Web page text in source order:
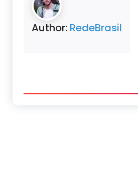
Author: RedeBrasil